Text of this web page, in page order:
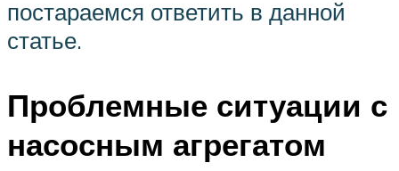
постараемся ответить в данной
статье.
Проблемные ситуации с
насосным агрегатом